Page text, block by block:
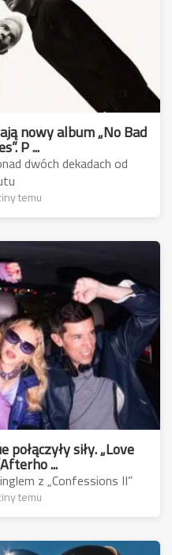
nowy album „No Bad
P ...
dwóch dekadach od
temu
siły. „Love
...
z „Confessions II”
temu